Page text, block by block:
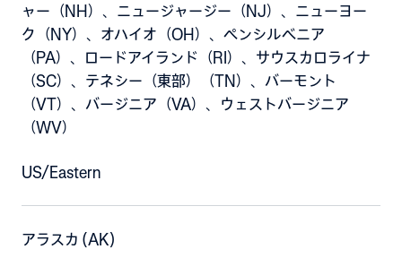
ャー（NH）、ニュージャージー（NJ）、ニューヨー
ク（NY）、オハイオ（OH）、ペンシルベニア
（PA）、ロードアイランド（RI）、サウスカロライナ
（SC）、テネシー（東部）（TN）、バーモント
（VT）、バージニア（VA）、ウェストバージニア
（WV）
US/Eastern
アラスカ (AK)